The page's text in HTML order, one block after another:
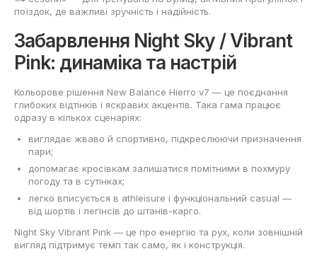
поїздок, де важливі зручність і надійність.
Забарвлення Night Sky / Vibrant
Pink: динаміка та настрій
Кольорове рішення New Balance Hierro v7 — це поєднання
глибоких відтінків і яскравих акцентів. Така гама працює
одразу в кількох сценаріях:
виглядає жваво й спортивно, підкреслюючи призначення
пари;
допомагає кросівкам залишатися помітними в похмуру
погоду та в сутінках;
легко вписується в athleisure і функціональний casual —
від шортів і легінсів до штанів-карго.
Night Sky Vibrant Pink — це про енергію та рух, коли зовнішній
вигляд підтримує темп так само, як і конструкція.